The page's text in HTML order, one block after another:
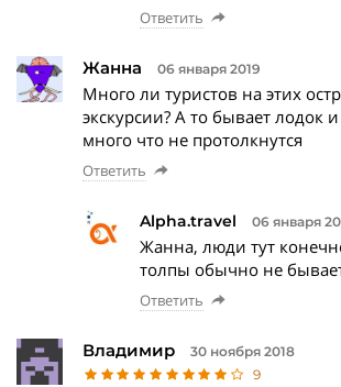
Ответить
Жанна 06 января 2019
Много ли туристов на этих
экскурсии? А то бывает лодок
много что не протолкнутся
Ответить
Alpha.travel 06 января
Жанна, люди тут
толпы обычно не
Ответить
Владимир
30 ноября 2018
9